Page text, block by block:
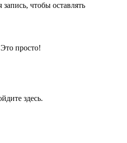
чтобы оставлять
просто!
здесь.